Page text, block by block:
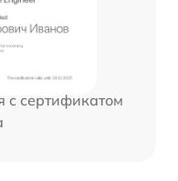
с сертификатом